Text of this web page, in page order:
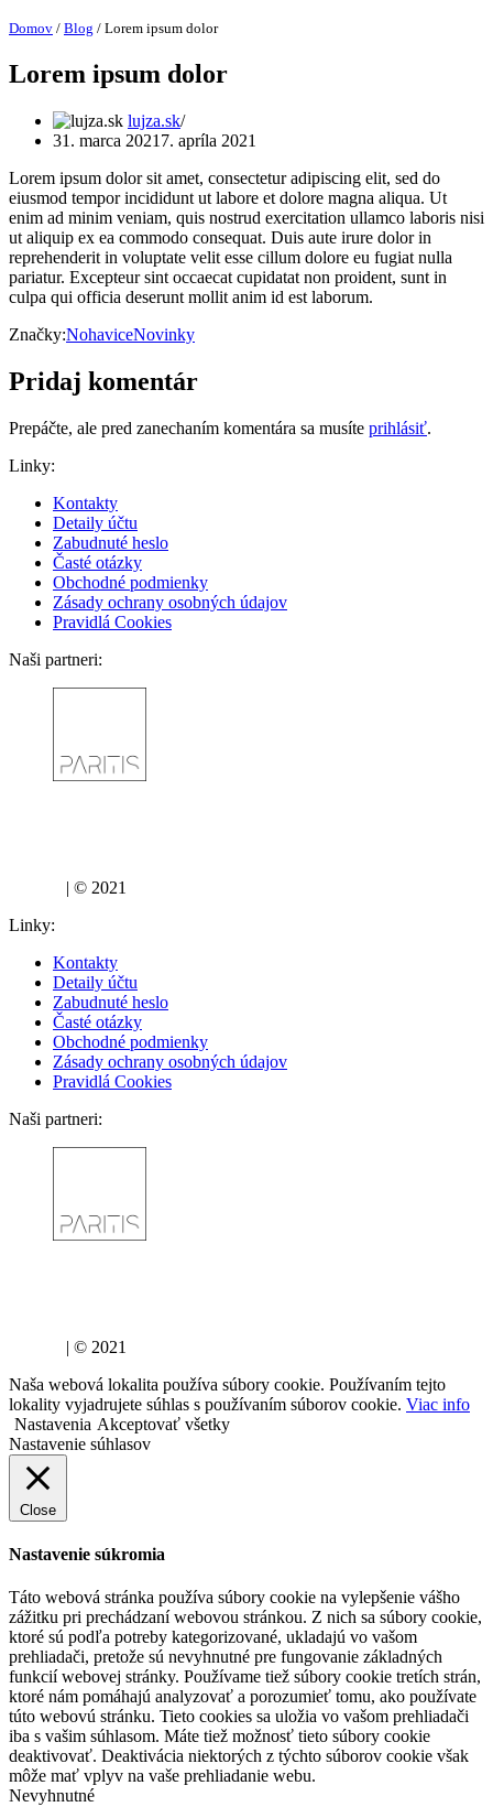
Domov / Blog / Lorem ipsum dolor
Lorem ipsum dolor
lujza.sk
31. marca 2021 7. apríla 2021
Lorem ipsum dolor sit amet, consectetur adipiscing elit, sed do
eiusmod tempor incididunt ut labore et dolore magna aliqua. Ut
enim ad minim veniam, quis nostrud exercitation ullamco laboris nisi
ut aliquip ex ea commodo consequat. Duis aute irure dolor in
reprehenderit in voluptate velit esse cillum dolore eu fugiat nulla
pariatur. Excepteur sint occaecat cupidatat non proident, sunt in
culpa qui officia deserunt mollit anim id est laborum.
Značky:NohaviceNovinky
Pridaj komentár
Prepáčte, ale pred zanechaním komentára sa musíte prihlásiť.
Linky:
Kontakty
Detaily účtu
Zabudnuté heslo
Časté otázky
Obchodné podmienky
Zásady ochrany osobných údajov
Pravidlá Cookies
Naši partneri:
| © 2021
Linky:
Kontakty
Detaily účtu
Zabudnuté heslo
Časté otázky
Obchodné podmienky
Zásady ochrany osobných údajov
Pravidlá Cookies
Naši partneri:
| © 2021
Naša webová lokalita používa súbory cookie. Používaním tejto
lokality vyjadrujete súhlas s používaním súborov cookie. Viac info
Nastavenia Akceptovať všetky
Nastavenie súhlasov
Close
Nastavenie súkromia
Táto webová stránka používa súbory cookie na vylepšenie vášho
zážitku pri prechádzaní webovou stránkou. Z nich sa súbory cookie,
ktoré sú podľa potreby kategorizované, ukladajú vo vašom
prehliadači, pretože sú nevyhnutné pre fungovanie základných
funkcií webovej stránky. Používame tiež súbory cookie tretích strán,
ktoré nám pomáhajú analyzovať a porozumieť tomu, ako používate
túto webovú stránku. Tieto cookies sa uložia vo vašom prehliadači
iba s vašim súhlasom. Máte tiež možnosť tieto súbory cookie
deaktivovať. Deaktivácia niektorých z týchto súborov cookie však
môže mať vplyv na vaše prehliadanie webu.
Nevyhnutné